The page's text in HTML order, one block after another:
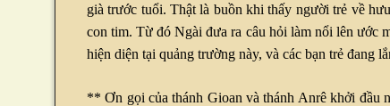
già trước tuổi. Thật là buồn khi thấy người trẻ về
con tim. Từ đó Ngài đưa ra câu hỏi làm nổi lên ước
hiện diện tại quảng trường này, và các bạn trẻ đang
** Ơn gọi của thánh Gioan và thánh Anrê khởi đầu